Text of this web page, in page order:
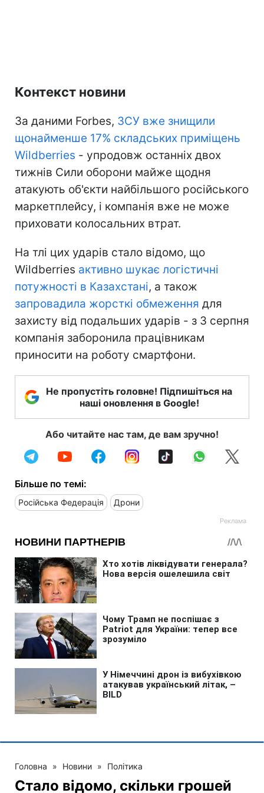
Контекст новини
За даними Forbes, ЗСУ вже знищили
щонайменше 17% складських приміщень
Wildberries - упродовж останніх двох
тижнів Сили оборони майже щодня
атакують об'єкти найбільшого російського
маркетплейсу, і компанія вже не може
приховати колосальних втрат.
На тлі цих ударів стало відомо, що
Wildberries активно шукає логістичні
потужності в Казахстані, а також
запровадила жорсткі обмеження для
захисту від подальших ударів - з 3 серпня
компанія заборонила працівникам
приносити на роботу смартфони.
Не пропустіть головне! Підпишіться на
наші оновлення в Google!
Або читайте нас там, де вам зручно!
Більше по темі:
Російська Федерація Дрони
Головна » Новини » Політика
Стало відомо, скільки грошей